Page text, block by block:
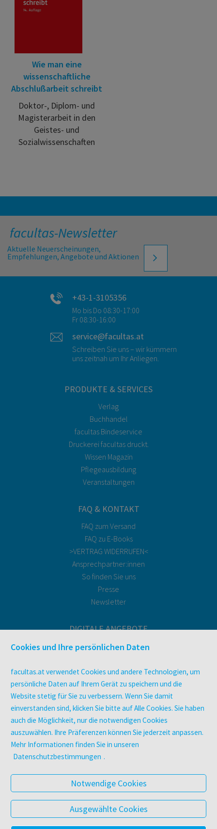
Wie man eine
wissenschaftliche
Abschlußarbeit schreibt
Doktor-, Diplom- und
Magisterarbeit in den
Geistes- und
Sozialwissenschaften
facultas-Newsletter
Aktuelle Neuerscheinungen,
Empfehlungen, Angebote und Aktionen
+43-1-3105356
Mo bis Do 08:30-17:00
Fr 08:30-16:00
service@facultas.at
Schreiben Sie uns – wir kümmern
uns zeitnah um Ihr Anliegen.
PRODUKTE & SERVICES
Verlag
Buchhandel
facultas Bindeservice
Druckerei facultas druckt.
Wissen Magazin
Pflegeausbildung
Veranstaltungen
FAQ & KONTAKT
FAQ zum Versand
FAQ zu E-Books
>VERTRAG WIDERRUFEN<
Ansprechpartner:innen
So finden Sie uns
Presse
Newsletter
DIGITALE ANGEBOTE
Überblick
utb elibrary
E-Books
facultas Club
UNTERNEHMEN
Über facultas
Arbeiten bei facultas
Datenschutz & Cookies
AGB
Barrierefreiheit
Cookies und Ihre persönlichen Daten
facultas.at verwendet Cookies und andere Technologien, um
persönliche Daten auf Ihrem Gerät zu speichern und die
Website stetig für Sie zu verbessern. Wenn Sie damit
einverstanden sind, klicken Sie bitte auf Alle Cookies. Sie haben
auch die Möglichkeit, nur die notwendigen Cookies
auszuwählen. Ihre Präferenzen können Sie jederzeit anpassen.
Mehr Informationen finden Sie in unseren
Datenschutzbestimmungen .
Notwendige Cookies
Ausgewählte Cookies